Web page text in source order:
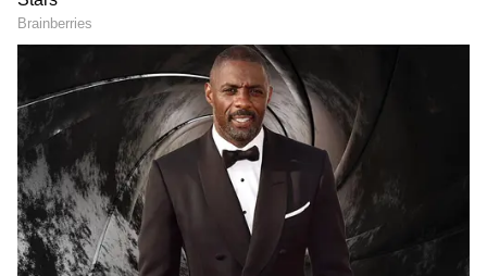
పరిస్థితి ఏమిటి అని కేటీఆర్ ప్రశ్నించారు.
గతంలో బిఆర్ఎస్ ప్రభుత్వం రెండుసార్లు రుణమాఫీ చేసిన
విషయాన్ని కేటీఆర్ గుర్తుచేసారు. మొదటిసారి 2014,
రెండోసారి 2018 లో రైతు రుణమాఫీ చేసామని... ఇలా
కేసీఆర్ సర్కార్ రుణమాఫీతో పోలిస్తే కాంగ్రెస్ చేసేది పావు
వంతేనని అన్నారు. 2014 లోనే లక్షలోపు రుణాల మాఫీకి
రూ.16,144 కోట్లు వెచ్చించాం... సుమారు 35 లక్షల రైతులకు
LATEST VIDEOS
చీరాల పర్యటన లో స్వయంగా చీరను నేసిన
సీఎం చంద్రబాబు | CM Chandrababu
Chirala tour | Asianet Telugu